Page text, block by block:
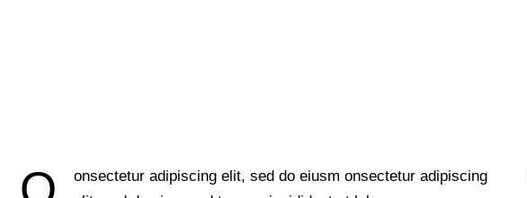
onsectetur adipiscing elit, sed do eiusm onsectetur adipiscing